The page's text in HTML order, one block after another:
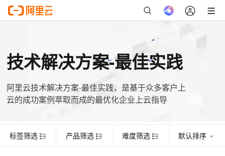
技术解决方案-最佳实践
阿里云技术解决方案-最佳实践，是基于众多客户上
云的成功案例萃取而成的最优化企业上云指导
标签筛选 产品筛选 难度筛选 默认排序
标签筛选 难度筛选 默认排序
书名称 主题 姓名 手机号 起始时间 有效期